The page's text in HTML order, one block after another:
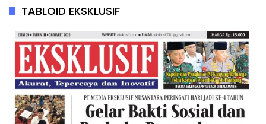
TABLOID EKSKLUSIF